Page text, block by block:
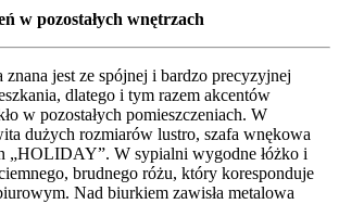
w pozostałych wnętrzach
jest ze spójnej i bardzo precyzyjnej
dlatego i tym razem akcentów
w pozostałych pomieszczeniach. W
dużych rozmiarów lustro, szafa wnękowa
„HOLIDAY”. W sypialni wygodne łóżko i
brudnego różu, który koresponduje
Nad biurkiem zawisła metalowa